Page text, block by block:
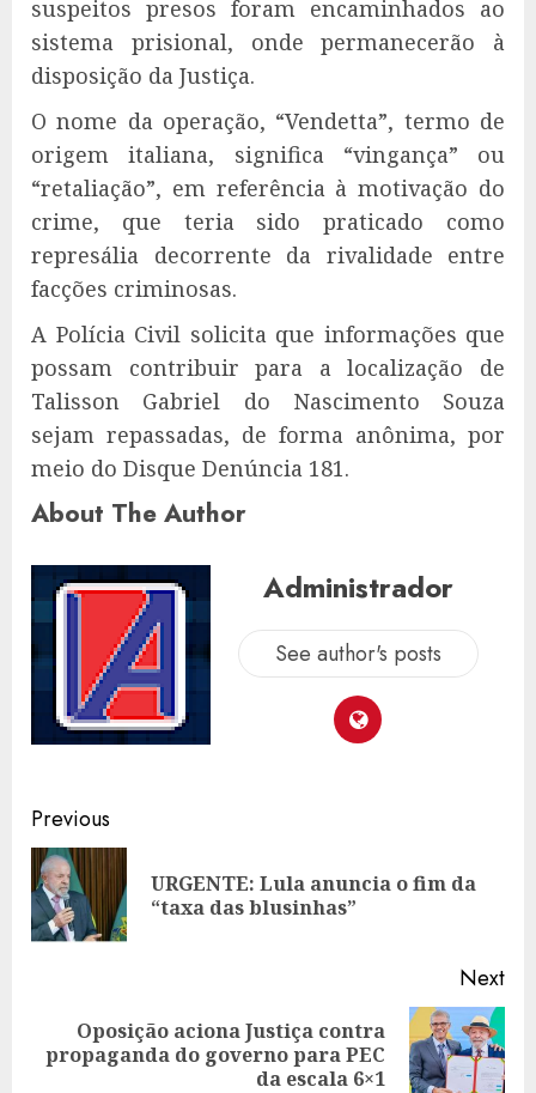
suspeitos presos foram encaminhados ao
sistema prisional, onde permanecerão à
disposição da Justiça.
O nome da operação, “Vendetta”, termo de
origem italiana, significa “vingança” ou
“retaliação”, em referência à motivação do
crime, que teria sido praticado como
represália decorrente da rivalidade entre
facções criminosas.
A Polícia Civil solicita que informações que
possam contribuir para a localização de
Talisson Gabriel do Nascimento Souza
sejam repassadas, de forma anônima, por
meio do Disque Denúncia 181.
About The Author
Administrador
See author's posts
Post
navigation
Previous
URGENTE: Lula anuncia o fim da
“taxa das blusinhas”
Next
Next
Oposição aciona Justiça contra
propaganda do governo para PEC
da escala 6×1